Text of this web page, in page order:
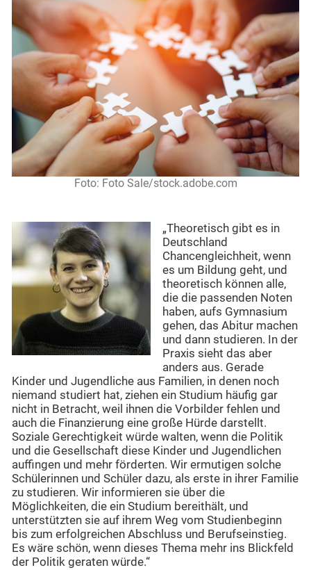
Foto: Foto Sale/stock.adobe.com
„Theoretisch gibt es in
Deutschland
Chancengleichheit, wenn
es um Bildung geht, und
theoretisch können alle,
die die passenden Noten
haben, aufs Gymnasium
gehen, das Abitur machen
und dann studieren. In der
Praxis sieht das aber
anders aus. Gerade
Kinder und Jugendliche aus Familien, in denen noch
niemand studiert hat, ziehen ein Studium häufig gar
nicht in Betracht, weil ihnen die Vorbilder fehlen und
auch die Finanzierung eine große Hürde darstellt.
Soziale Gerechtigkeit würde walten, wenn die Politik
und die Gesellschaft diese Kinder und Jugendlichen
auffingen und mehr förderten. Wir ermutigen solche
Schülerinnen und Schüler dazu, als erste in ihrer Familie
zu studieren. Wir informieren sie über die
Möglichkeiten, die ein Studium bereithält, und
unterstützten sie auf ihrem Weg vom Studienbeginn
bis zum erfolgreichen Abschluss und Berufseinstieg.
Es wäre schön, wenn dieses Thema mehr ins Blickfeld
der Politik geraten würde.“